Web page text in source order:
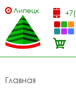
Липецк
Главная